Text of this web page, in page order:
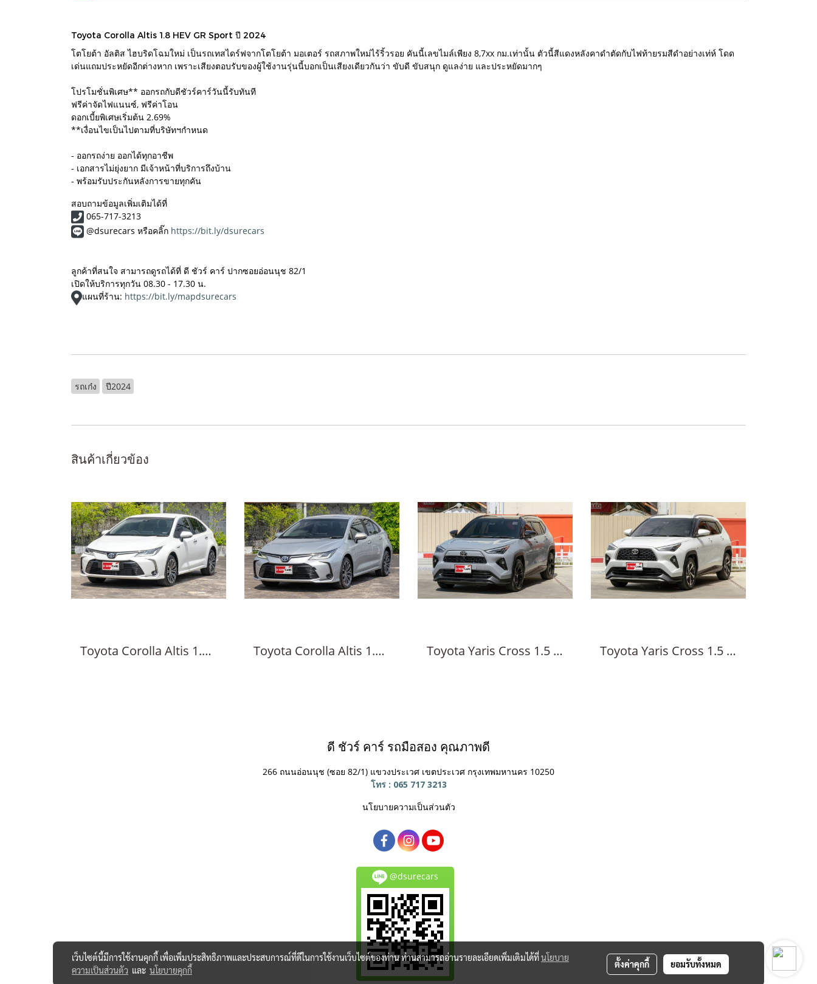
Toyota Corolla Altis 1.8 HEV GR Sport ปี 2024
โตโยต้า อัลติส ไฮบริดโฉมใหม่ เป็นรถเทสไดร์ฟจากโตโยต้า มอเตอร์ รถสภาพใหม่ไร้ริ้วรอย คันนี้เลขไมล์เพียง 8,7xx กม.เท่านั้น ตัวนี้สีแดงหลังคาดำตัดกับไฟท้ายรมสีดำอย่างเท่ห์ โดด
เด่นแถมประหยัดอีกต่างหาก เพราะเสียงตอบรับของผู้ใช้งานรุ่นนี้บอกเป็นเสียงเดียวกันว่า ขับดี ขับสนุก ดูแลง่าย และประหยัดมากๆ
โปรโมชั่นพิเศษ** ออกรถกับดีชัวร์คาร์วันนี้รับทันที
ฟรีค่าจัดไฟแนนซ์, ฟรีค่าโอน
ดอกเบี้ยพิเศษเริ่มต้น 2.69%
**เงื่อนไขเป็นไปตามที่บริษัทฯกำหนด
- ออกรถง่าย ออกได้ทุกอาชีพ
- เอกสารไม่ยุ่งยาก มีเจ้าหน้าที่บริการถึงบ้าน
- พร้อมรับประกันหลังการขายทุกคัน
สอบถามข้อมูลเพิ่มเติมได้ที่
065-717-3213
@dsurecars หรือคลิ๊ก https://bit.ly/dsurecars
ลูกค้าที่สนใจ สามารถดูรถได้ที่ ดี ชัวร์ คาร์ ปากซอยอ่อนนุช 82/1
เปิดให้บริการทุกวัน 08.30 -​ 17.30 น.
แผนที่ร้าน: https://bit.ly/mapdsurecars
รถเก๋ง ปี2024
สินค้าเกี่ยวข้อง
Toyota Corolla Altis 1.8 Hybrid High, 2019 Toyota Corolla Altis 1.8 Hybrid Premium, 2021 Toyota Yaris Cross 1.5 HEV Nightshade, 2026 Toyota Yaris Cross 1.5 HEV Premium, 2024
ดี ชัวร์ คาร์ รถมือสอง คุณภาพดี
266 ถนนอ่อนนุช (ซอย 82/1) แขวงประเวศ เขตประเวศ กรุงเทพมหานคร 10250
โทร : 065 717 3213
นโยบายความเป็นส่วนตัว
@dsurecars
เว็บไซต์นี้มีการใช้งานคุกกี้ เพื่อเพิ่มประสิทธิภาพและประสบการณ์ที่ดีในการใช้งานเว็บไซต์ของท่าน ท่านสามารถอ่านรายละเอียดเพิ่มเติมได้ที่นโยบาย
ความเป็นส่วนตัว และ นโยบายคุกกี้
ตั้งค่าคุกกี้ ยอมรับทั้งหมด